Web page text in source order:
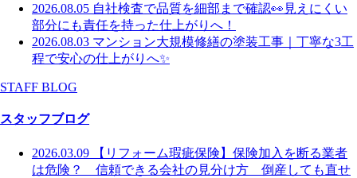
2026.08.05 自社検査で品質を細部まで確認👀見えにくい
部分にも責任を持った仕上がりへ！
2026.08.03 マンション大規模修繕の塗装工事｜丁寧な3工
程で安心の仕上がりへ✨
STAFF BLOG
スタッフブログ
2026.03.09
【リフォーム瑕疵保険】保険加入を断る業者
は危険？ 信頼できる会社の見分け方 倒産しても直せ